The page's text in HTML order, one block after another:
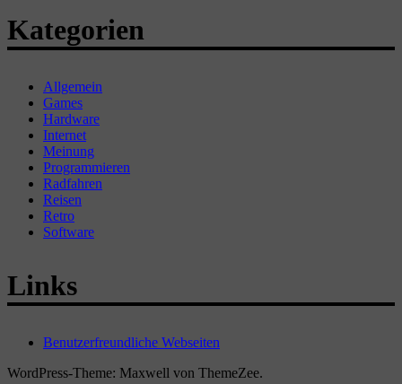
Kategorien
Allgemein
Games
Hardware
Internet
Meinung
Programmieren
Radfahren
Reisen
Retro
Software
Links
Benutzerfreundliche Webseiten
WordPress-Theme: Maxwell von ThemeZee.